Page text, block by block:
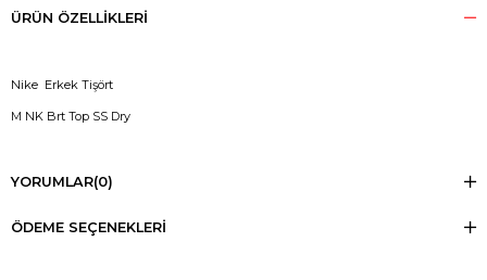
ÜRÜN ÖZELLIKLERI
Nike Erkek Tişört
M NK Brt Top SS Dry
YORUMLAR(0)
ÖDEME SEÇENEKLERI